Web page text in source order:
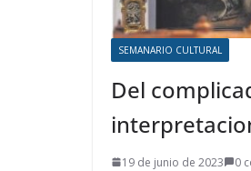
SEMANARIO CULTURAL
Del
19 de junio de 2023
0